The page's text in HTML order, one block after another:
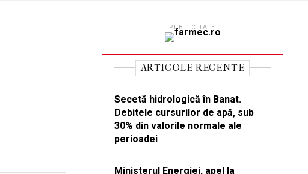
PUBLICITATE
ARTICOLE RECENTE
Secetă hidrologică în Banat.
Debitele cursurilor de apă, sub
30% din valorile normale ale
perioadei
Ministerul Energiei, apel la